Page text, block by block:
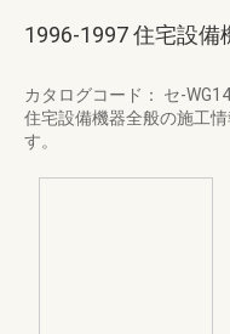
1996-1997 住宅設備
カタログコード： セ-
住宅設備機器全般の施工
す。